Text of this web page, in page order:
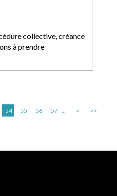
collective, créance
à prendre
54 55 56 57 ... > >>